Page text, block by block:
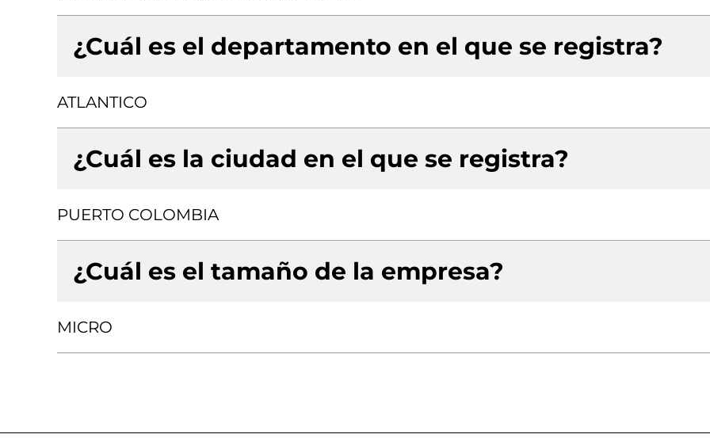
¿Cuál es el departamento en el que se registra?
ATLANTICO
¿Cuál es la ciudad en el que se registra?
PUERTO COLOMBIA
¿Cuál es el tamaño de la empresa?
MICRO